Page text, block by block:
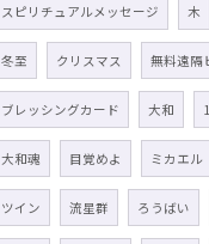
スピリチュアルメッセージ 木
冬至 クリスマス 無料遠隔
ブレッシングカード 大和
大和魂 目覚めよ ミカエル
ツイン 流星群 ろうばい